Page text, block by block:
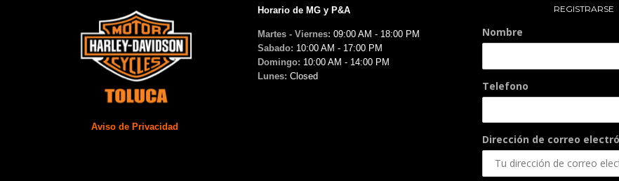
Aviso de Privacidad
Horario de MG y P&A
Martes - Viernes: 09:00 AM - 18:00 PM
Sabado: 10:00 AM - 17:00 PM
Domingo: 10:00 AM - 14:00 PM
Lunes: Closed
REGISTRARSE
Nombre
Telefono
Dirección de correo